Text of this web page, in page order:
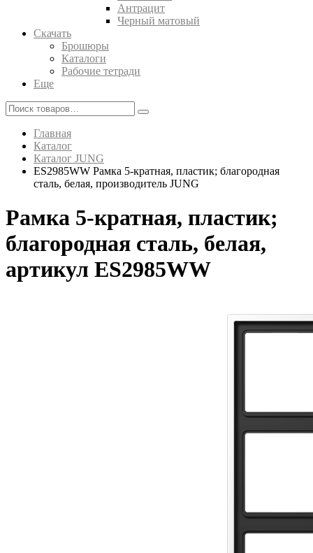
Антрацит
Черный матовый
Скачать
Брошюры
Каталоги
Рабочие тетради
Еще
Главная
Каталог
Каталог JUNG
ES2985WW Рамка 5-кратная, пластик; благородная
сталь, белая, производитель JUNG
Рамка 5-кратная, пластик;
благородная сталь, белая,
артикул ES2985WW